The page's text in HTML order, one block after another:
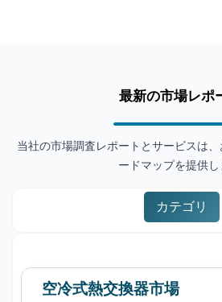
最新の市場レポ
当社の市場調査レポートとサービスは
ードマップを提供し
カテゴリ
空冷式熱交換器市場